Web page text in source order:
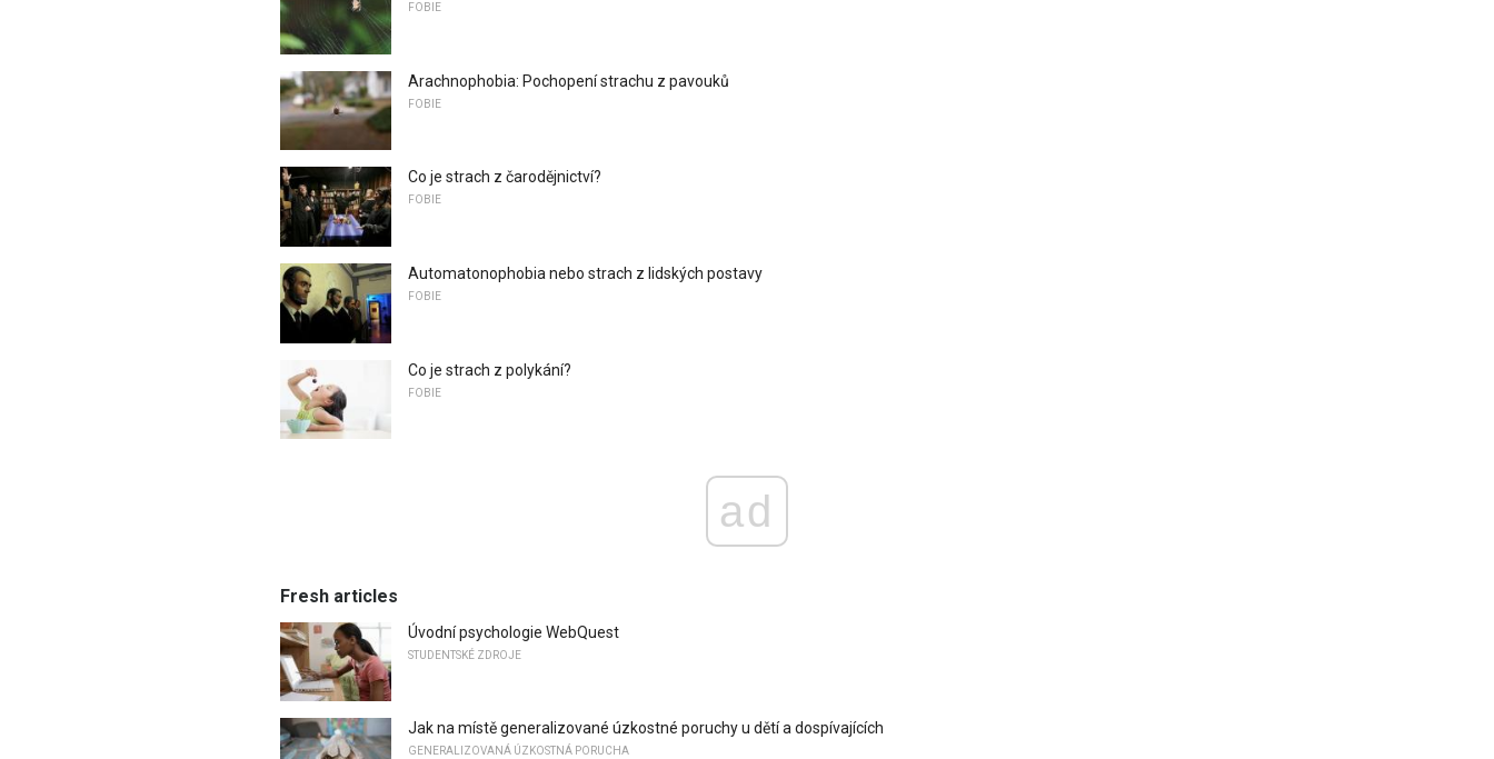
FOBIE
Arachnophobia: Pochopení strachu z pavouků
FOBIE
Co je strach z čarodějnictví?
FOBIE
Automatonophobia nebo strach z lidských postavy
FOBIE
Co je strach z polykání?
FOBIE
ad
Fresh articles
Úvodní psychologie WebQuest
STUDENTSKÉ ZDROJE
Jak na místě generalizované úzkostné poruchy u dětí a dospívajících
GENERALIZOVANÁ ÚZKOSTNÁ PORUCHA